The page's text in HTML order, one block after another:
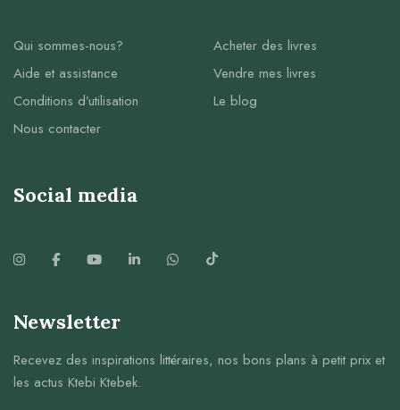
Qui sommes-nous?
Aide et assistance
Conditions d’utilisation
Nous contacter
Acheter des livres
Vendre mes livres
Le blog
Social media
Newsletter
Recevez des inspirations littéraires, nos bons plans à petit prix et
les actus Ktebi Ktebek.